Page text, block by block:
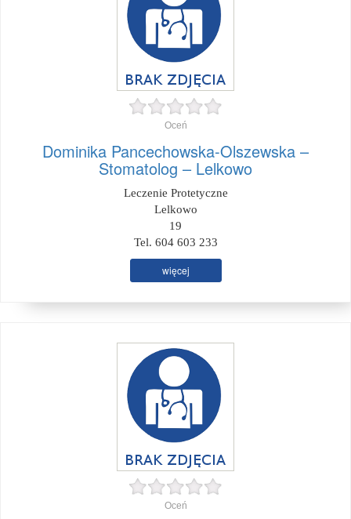
Oceń
Dominika Pancechowska-Olszewska –
Stomatolog – Lelkowo
Leczenie Protetyczne
Lelkowo
19
Tel. 604 603 233
więcej
Oceń